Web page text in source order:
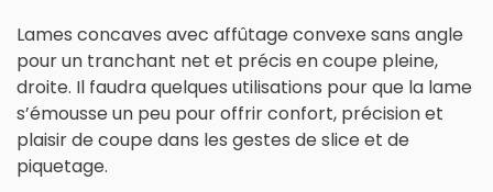
Lames concaves avec affûtage convexe sans angle
pour un tranchant net et précis en coupe pleine,
droite. Il faudra quelques utilisations pour que la lame
s’émousse un peu pour offrir confort, précision et
plaisir de coupe dans les gestes de slice et de
piquetage.